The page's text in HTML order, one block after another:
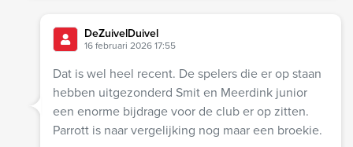
DeZuivelDuivel
16 februari 2026 17:55
Dat is wel heel recent. De spelers die er op staan
hebben uitgezonderd Smit en Meerdink junior
een enorme bijdrage voor de club er op zitten.
Parrott is naar vergelijking nog maar een broekie.